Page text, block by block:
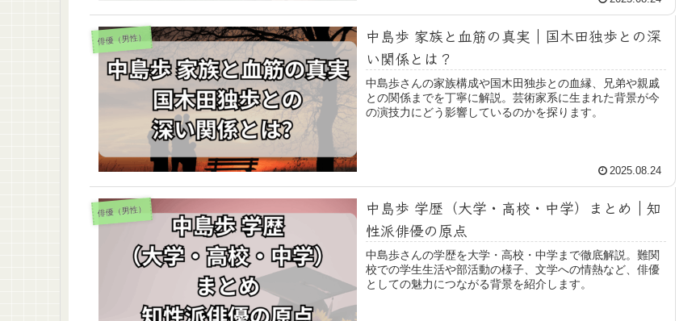
俳優（男性）
中島歩 家族と血筋の真実｜国木田独歩との深
い関係とは？
中島歩さんの家族構成や国木田独歩との血縁、兄弟や親戚
との関係までを丁寧に解説。芸術家系に生まれた背景が今
の演技力にどう影響しているのかを探ります。
2025.08.24
俳優（男性）
中島歩 学歴（大学・高校・中学）まとめ｜知
性派俳優の原点
中島歩さんの学歴を大学・高校・中学まで徹底解説。難関
校での学生生活や部活動の様子、文学への情熱など、俳優
としての魅力につながる背景を紹介します。